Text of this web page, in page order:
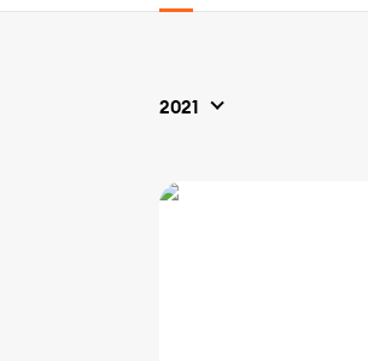
2021